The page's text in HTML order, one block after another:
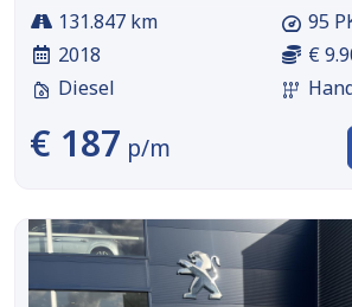
131.847 km
2018
Diesel
95
€
€ 187 p/m